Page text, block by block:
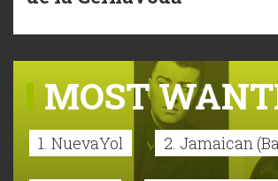
MOST
1. NuevaYol 2. Jamaican